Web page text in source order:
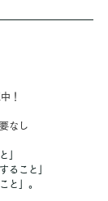
！
なし
」
ること」
と」。